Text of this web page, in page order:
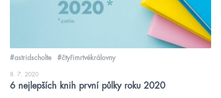
#astridscholte #čtyřimrtvékrálovny
8. 7. 2020
6 nejlepších knih první půlky roku 2020